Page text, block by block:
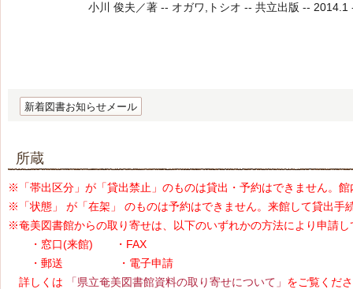
小川 俊夫／著 -- オガワ,トシオ -- 共立出版 -- 2014.1
新着図書お知らせメール
所蔵
※「帯出区分」が「貸出禁止」のものは貸出・予約はできません。
※「状態」 が「在架」 のものは予約はできません。来館して貸出手
※奄美図書館からの取り寄せは、以下のいずれかの方法により申請し
・窓口(来館) ・FAX
・郵送 ・電子申請
詳しくは
「県立奄美図書館資料の取り寄せについて」 をご覧くだ